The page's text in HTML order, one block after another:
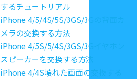
するチュートリアル
iPhone 4/5/4S/5S/3GS/3Gの背面カ
メラの交換する方法
iPhone 4/5S/5/4S/3GS/3Gイヤホン
スピーカーを交換する方法
iPhone 4/4S壊れた画面の交換する